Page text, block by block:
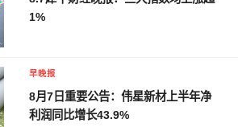
1%
早晚报
8月7日重要公告：伟星新材上半年净
利润同比增长43.9%